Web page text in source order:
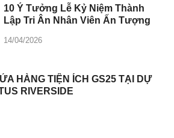
10 Ý Tưởng Lễ Kỷ Niệm Thành
Lập Tri Ân Nhân Viên Ấn Tượng
14/04/2026
HÀNG TIỆN ÍCH GS25 TẠI DỰ
RIVERSIDE